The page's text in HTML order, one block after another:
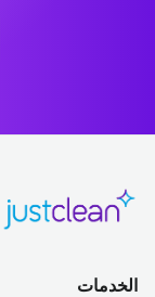
الخدمات